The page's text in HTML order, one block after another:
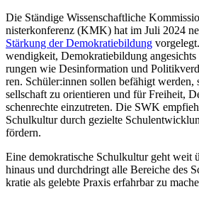
Die Stän­di­ge Wis­sen­schaft­li­che
nis­ter­kon­fe­renz (KMK) hat im Juli 2024
Stär­kung der De­mo­kra­tie­bil­dung
wen­dig­keit, De­mo­kra­tie­bil­dung
run­gen wie Des­in­for­ma­ti­on und
ren. Schü­ler:in­nen sol­len be­fä­higt
sell­schaft zu ori­en­tie­ren und für Frei­heit,
schen­rech­te ein­zu­tre­ten. Die SWK
Schul­kul­tur durch ge­ziel­te
för­dern.
Eine de­mo­kra­ti­sche Schul­kul­tur geht weit
hin­aus und durch­dringt alle Be­rei­che des
kra­tie als ge­leb­te Pra­xis er­fahr­bar zu